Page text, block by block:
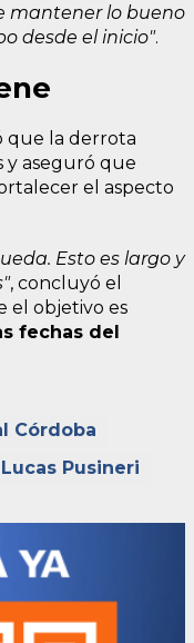
mantener lo bueno
desde el inicio".
que la derrota
y aseguró que
el aspecto
Esto es largo y
, concluyó el
el objetivo es
fechas del
Córdoba
Lucas Pusineri